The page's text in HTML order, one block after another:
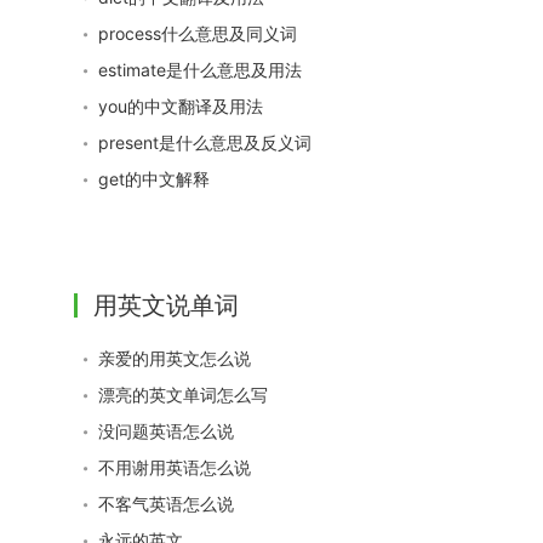
process什么意思及同义词
estimate是什么意思及用法
you的中文翻译及用法
present是什么意思及反义词
get的中文解释
用英文说单词
亲爱的用英文怎么说
漂亮的英文单词怎么写
没问题英语怎么说
不用谢用英语怎么说
不客气英语怎么说